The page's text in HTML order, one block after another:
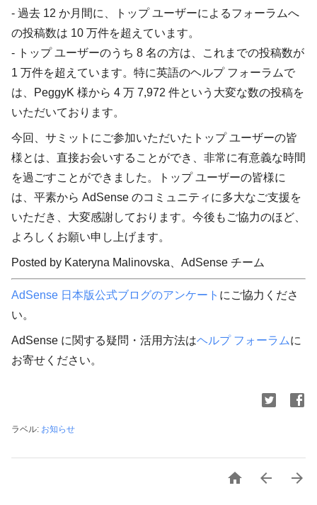
- 過去 12 か月間に、トップ ユーザーによるフォーラムへ
の投稿数は 10 万件を超えています。
- トップ ユーザーのうち 8 名の方は、これまでの投稿数が
1 万件を超えています。特に英語のヘルプ フォーラムで
は、PeggyK 様から 4 万 7,972 件という大変な数の投稿を
いただいております。
今回、サミットにご参加いただいたトップ ユーザーの皆
様とは、直接お会いすることができ、非常に有意義な時間
を過ごすことができました。トップ ユーザーの皆様に
は、平素から AdSense のコミュニティに多大なご支援を
いただき、大変感謝しております。今後もご協力のほど、
よろしくお願い申し上げます。
Posted by Kateryna Malinovska、AdSense チーム
AdSense 日本版公式ブログのアンケート にご協力くださ
い。
AdSense に関する疑問・活用方法はヘルプ フォーラムに
お寄せください。
ラベル: お知らせ
  